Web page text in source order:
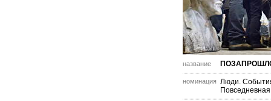
название
номинация Люди.